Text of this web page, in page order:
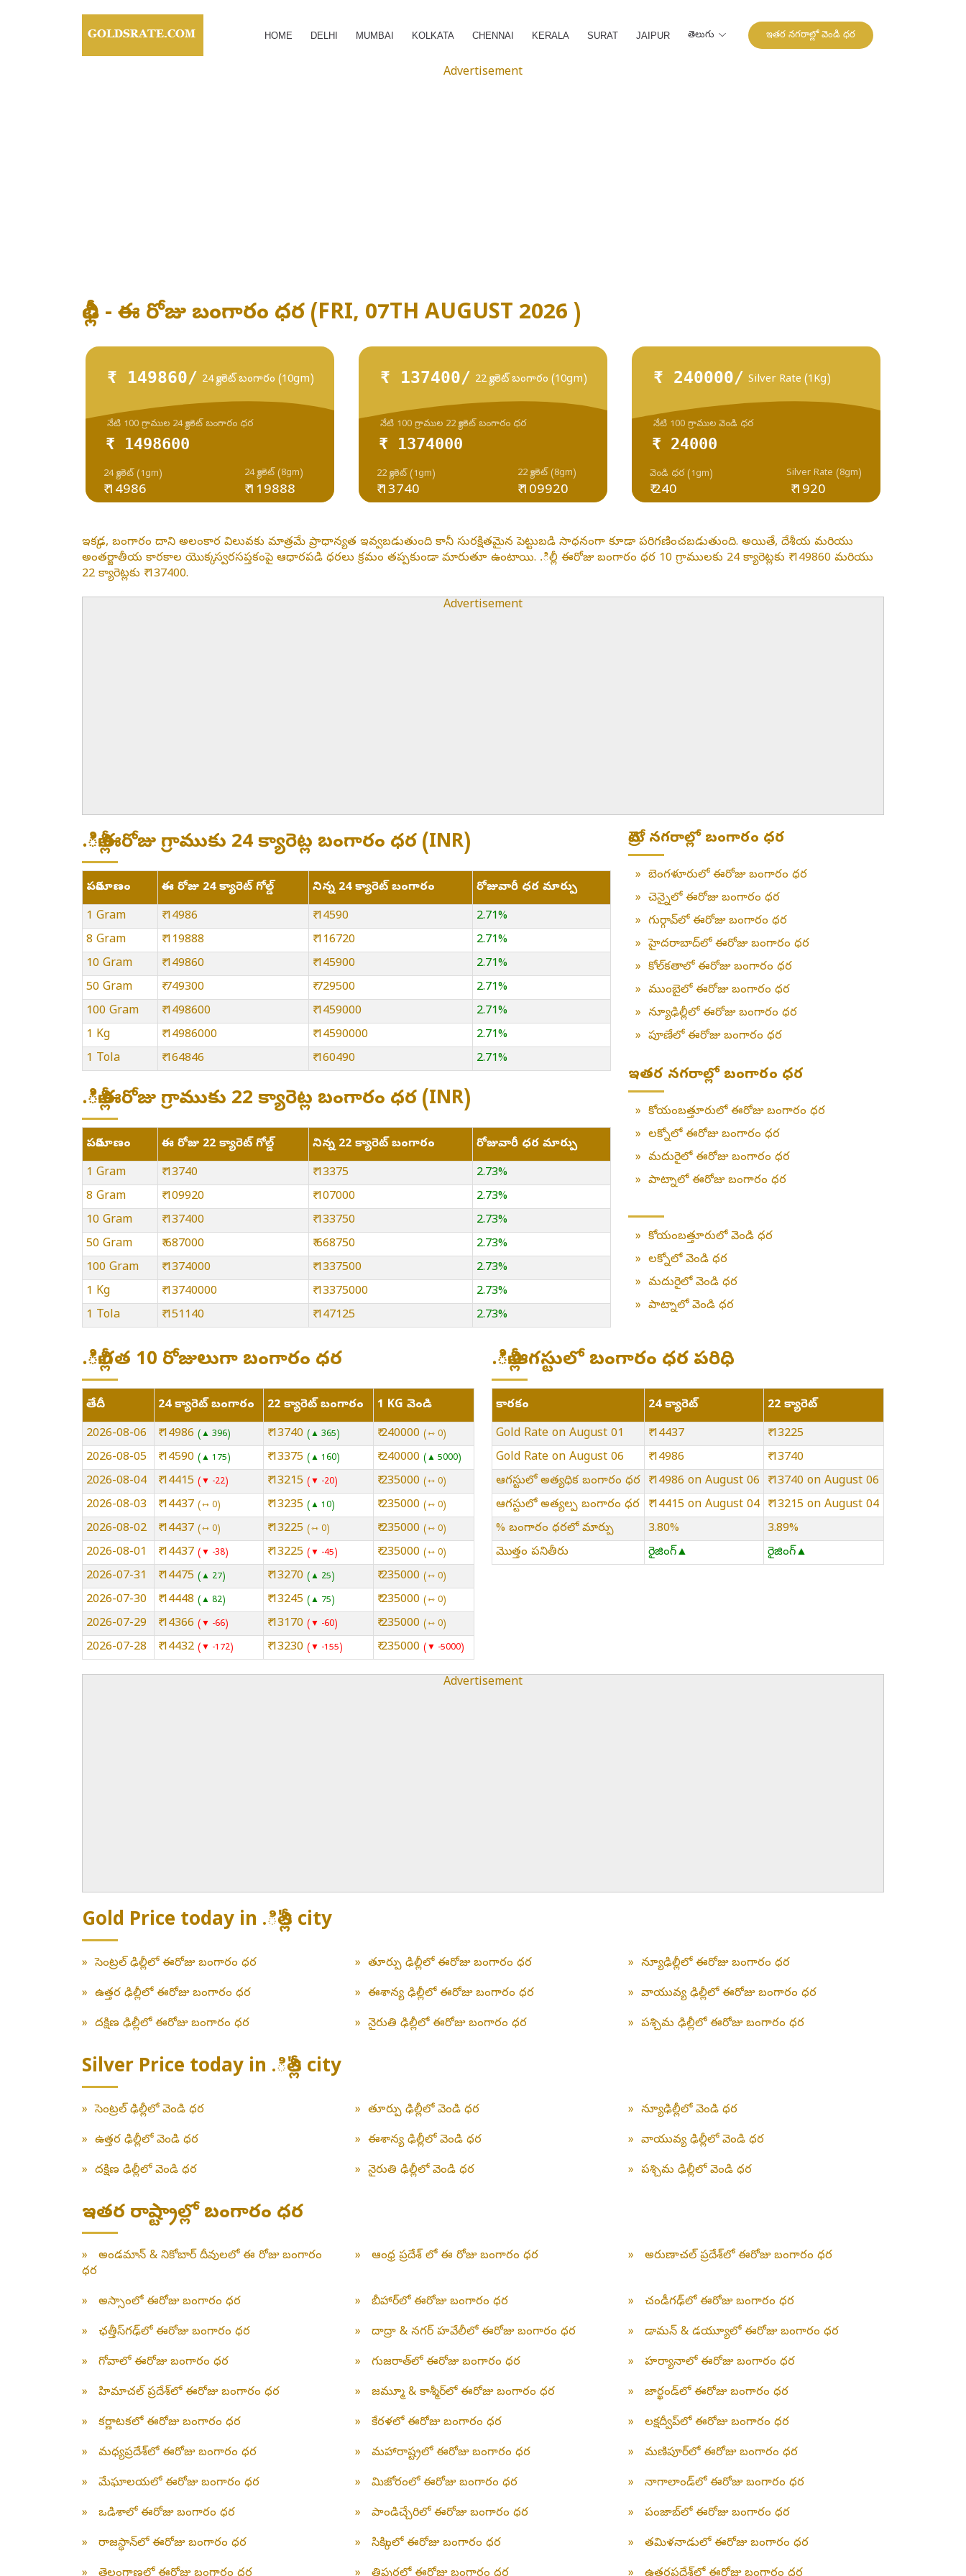
HOME DELHI MUMBAI KOLKATA CHENNAI KERALA SURAT JAIPUR తెలుగు ఇతర నగరాల్లో వెండి ధర
Advertisement
ఢిల్లీ - ఈ రోజు బంగారం ధర (FRI, 07TH AUGUST 2026 )
₹ 149860/ 24 క్యారెట్ బంగారం (10gm)
₹ 1498600
₹ 14986
24 క్యారెట్ (1gm) 24 క్యారెట్ (8gm)
నేటి 100 గ్రాముల 24 క్యారెట్ బంగారం ధర
₹ 119888
₹ 137400/ 22 క్యారెట్ బంగారం (10gm)
₹ 1374000
₹ 13740
22 క్యారెట్ (1gm) 22 క్యారెట్ (8gm)
నేటి 100 గ్రాముల 22 క్యారెట్ బంగారం ధర
₹ 109920
₹ 240000/ Silver Rate (1Kg)
₹ 24000
₹ 240
వెండి ధర (1gm) Silver Rate (8gm)
నేటి 100 గ్రాముల వెండి ధర
₹ 1920
ఇక్కడ, బంగారం దాని అలంకార విలువకు మాత్రమే ప్రాధాన్యత ఇవ్వబడుతుంది కానీ సురక్షితమైన పెట్టుబడి సాధనంగా కూడా పరిగణించబడుతుంది. అయితే, దేశీయ మరియు
అంతర్జాతీయ కారకాల యొక్క స్వరసప్తకంపై ఆధారపడి ధరలు క్రమం తప్పకుండా మారుతూ ఉంటాయి. .ిల్లీ ఈరోజు బంగారం ధర 10 గ్రాములకు 24 క్యారెట్లకు ₹ 149860 మరియు
22 క్యారెట్లకు ₹ 137400.
Advertisement
.ిల్లీ:ఈరోజు గ్రాముకు 24 క్యారెట్ల బంగారం ధర (INR)
పరిమాణం ఈ రోజు 24 క్యారెట్ గోల్డ్ నిన్న 24 క్యారెట్ బంగారం
రోజువారీ ధర మార్పు
1 Gram
₹ 14986 ₹ 14590
2.71%
8 Gram
₹ 119888 ₹ 116720
2.71%
10 Gram
₹ 149860 ₹ 145900
2.71%
50 Gram
₹ 749300 ₹ 729500
2.71%
100 Gram
₹ 1498600 ₹ 1459000
2.71%
1 Kg
₹ 14986000 ₹ 14590000
2.71%
1 Tola
₹ 164846 ₹ 160490 2.71%
.ిల్లీ:ఈరోజు గ్రాముకు 22 క్యారెట్ల బంగారం ధర (INR)
పరిమాణం ఈ రోజు 22 క్యారెట్ గోల్డ్ నిన్న 22 క్యారెట్ బంగారం
రోజువారీ ధర మార్పు
1 Gram
₹ 13740 ₹ 13375
2.73%
8 Gram
₹ 109920 ₹ 107000
2.73%
10 Gram
₹ 137400 ₹ 133750
2.73%
50 Gram
₹ 687000 ₹ 668750
2.73%
100 Gram
₹ 1374000 ₹ 1337500
2.73%
1 Kg
₹ 13740000 ₹ 13375000
2.73%
1 Tola
₹ 151140 ₹ 147125 2.73%
మెట్రో నగరాల్లో బంగారం ధర
» బెంగళూరులో ఈరోజు బంగారం ధర
» చెన్నైలో ఈరోజు బంగారం ధర
» గుర్గావ్‌లో ఈరోజు బంగారం ధర
»హైదరాబాద్‌లో ఈరోజు బంగారం ధర
» కోల్‌కతాలో ఈరోజు బంగారం ధర
» ముంబైలో ఈరోజు బంగారం ధర
» న్యూఢిల్లీలో ఈరోజు బంగారం ధర
» పూణేలో ఈరోజు బంగారం ధర
ఇతర నగరాల్లో బంగారం ధర
» కోయంబత్తూరులో ఈరోజు బంగారం ధర
» లక్నోలో ఈరోజు బంగారం ధర
» మదురైలో ఈరోజు బంగారం ధర
» పాట్నాలో ఈరోజు బంగారం ధర
» కోయంబత్తూరులో వెండి ధర
» లక్నోలో వెండి ధర
» మదురైలో వెండి ధర
» పాట్నాలో వెండి ధర
.ిల్లీ:గత 10 రోజులుగా బంగారం ధర
తేదీ 24 క్యారెట్ బంగారం 22 క్యారెట్ బంగారం
1 KG వెండి
2026-08-06
₹ 14986 ▲ 396 ₹ 13740 ▲ 365 ₹ 240000 ⇿ 0
2026-08-05 ₹ 14590 ▲ 175 ₹ 13375 ▲ 160 ₹ 240000 ▲ 5000
2026-08-04 ₹ 14415 ▼ -22 ₹ 13215 ▼ -20 ₹ 235000 ⇿ 0
2026-08-03 ₹ 14437 ⇿ 0 ₹ 13235 ▲ 10 ₹ 235000 ⇿ 0
2026-08-02 ₹ 14437 ⇿ 0 ₹ 13225 ⇿ 0 ₹ 235000 ⇿ 0
2026-08-01 ₹ 14437 ▼ -38 ₹ 13225 ▼ -45 ₹ 235000 ⇿ 0
2026-07-31 ₹ 14475 ▲ 27 ₹ 13270 ▲ 25 ₹ 235000 ⇿ 0
2026-07-30 ₹ 14448 ▲ 82 ₹ 13245 ▲ 75 ₹ 235000 ⇿ 0
2026-07-29 ₹ 14366 ▼ -66 ₹ 13170 ▼ -60 ₹ 235000 ⇿ 0
2026-07-28 ₹ 14432 ▼ -172 ₹ 13230 ▼ -155 ₹ 235000 ▼ -5000
.ిల్లీ:ఆగస్టులో బంగారం ధర పరిధి
కారకం 24 క్యారెట్
22 క్యారెట్
Gold Rate on August 01
₹ 14437
₹ 13225
Gold Rate on August 06
₹ 14986
₹ 13740
ఆగస్టులో అత్యధిక బంగారం ధర ₹ 14986 on August 06 ₹ 13740 on August 06
ఆగస్టులో అత్యల్ప బంగారం ధర ₹ 14415 on August 04 ₹ 13215 on August 04
% బంగారం ధరలో మార్పు
3.80%
3.89%
మొత్తం పనితీరు
రైజింగ్▲ రైజింగ్▲
Advertisement
Gold Price today in .ిల్లీ's city
»సెంట్రల్ ఢిల్లీలో ఈరోజు బంగారం ధర » తూర్పు ఢిల్లీలో ఈరోజు బంగారం ధర » న్యూఢిల్లీలో ఈరోజు బంగారం ధర
» ఉత్తర ఢిల్లీలో ఈరోజు బంగారం ధర » ఈశాన్య ఢిల్లీలో ఈరోజు బంగారం ధర » వాయువ్య ఢిల్లీలో ఈరోజు బంగారం ధర
» దక్షిణ ఢిల్లీలో ఈరోజు బంగారం ధర » నైరుతి ఢిల్లీలో ఈరోజు బంగారం ధర » పశ్చిమ ఢిల్లీలో ఈరోజు బంగారం ధర
Silver Price today in .ిల్లీ's city
»సెంట్రల్ ఢిల్లీలో వెండి ధర » తూర్పు ఢిల్లీలో వెండి ధర » న్యూఢిల్లీలో వెండి ధర
» ఉత్తర ఢిల్లీలో వెండి ధర » ఈశాన్య ఢిల్లీలో వెండి ధర » వాయువ్య ఢిల్లీలో వెండి ధర
» దక్షిణ ఢిల్లీలో వెండి ధర » నైరుతి ఢిల్లీలో వెండి ధర » పశ్చిమ ఢిల్లీలో వెండి ధర
ఇతర రాష్ట్రాల్లో బంగారం ధర
»
అండమాన్ & నికోబార్ దీవులలో ఈ రోజు బంగారం
ధర
» ఆంధ్ర ప్రదేశ్ లో ఈ రోజు బంగారం ధర » అరుణాచల్ ప్రదేశ్‌లో ఈరోజు బంగారం ధర
» అస్సాంలో ఈరోజు బంగారం ధర » బీహార్‌లో ఈరోజు బంగారం ధర »
చండీగఢ్‌లో ఈరోజు బంగారం ధర
»
ఛత్తీస్‌గఢ్‌లో ఈరోజు బంగారం ధర » దాద్రా & నగర్ హవేలీలో ఈరోజు బంగారం ధర »
డామన్ & డయ్యూలో ఈరోజు బంగారం ధర
»
గోవాలో ఈరోజు బంగారం ధర » గుజరాత్‌లో ఈరోజు బంగారం ధర »
హర్యానాలో ఈరోజు బంగారం ధర
»
హిమాచల్ ప్రదేశ్‌లో ఈరోజు బంగారం ధర » జమ్మూ & కాశ్మీర్‌లో ఈరోజు బంగారం ధర »
జార్ఖండ్‌లో ఈరోజు బంగారం ధర
»
కర్ణాటకలో ఈరోజు బంగారం ధర » కేరళలో ఈరోజు బంగారం ధర »
లక్షద్వీప్‌లో ఈరోజు బంగారం ధర
»
మధ్యప్రదేశ్‌లో ఈరోజు బంగారం ధర » మహారాష్ట్రలో ఈరోజు బంగారం ధర »
మణిపూర్‌లో ఈరోజు బంగారం ధర
»
మేఘాలయలో ఈరోజు బంగారం ధర » మిజోరంలో ఈరోజు బంగారం ధర »
నాగాలాండ్‌లో ఈరోజు బంగారం ధర
»
ఒడిశాలో ఈరోజు బంగారం ధర » పాండిచ్చేరిలో ఈరోజు బంగారం ధర »
పంజాబ్‌లో ఈరోజు బంగారం ధర
»
రాజస్థాన్‌లో ఈరోజు బంగారం ధర » సిక్కింలో ఈరోజు బంగారం ధర »
తమిళనాడులో ఈరోజు బంగారం ధర